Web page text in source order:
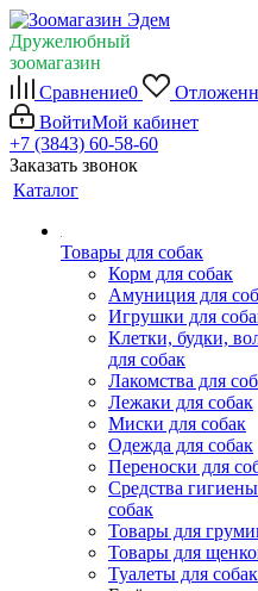
Дружелюбный
зоомагазин
Сравнение0
ВойтиМой кабинет
+7 (3843) 60-58-60
Заказать звонок
Каталог
Товары для собак
Корм для собак
Амуниция для
Игрушки для
Клетки, будки,
для собак
Лакомства для
Лежаки для собак
Миски для собак
Одежда для собак
Переноски для
Средства
собак
Товары для
Товары для
Туалеты для собак